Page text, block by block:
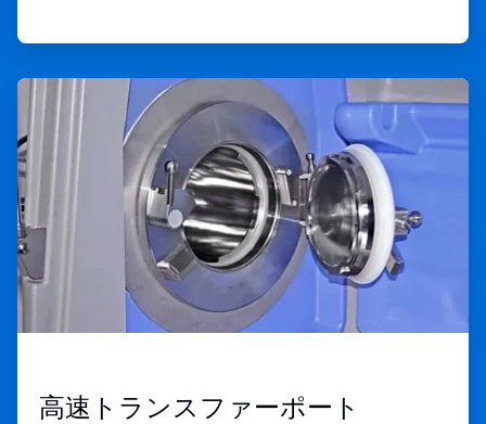
ArticleTile
4
高速トランスファーポート